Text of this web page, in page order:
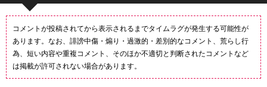
コメントが投稿されてから表示されるまでタイムラグが発生する可能性が
あります。なお、誹謗中傷・煽り・過激的・差別的なコメント、荒らし行
為、短い内容や重複コメント、そのほか不適切と判断されたコメントなど
は掲載が許可されない場合があります。